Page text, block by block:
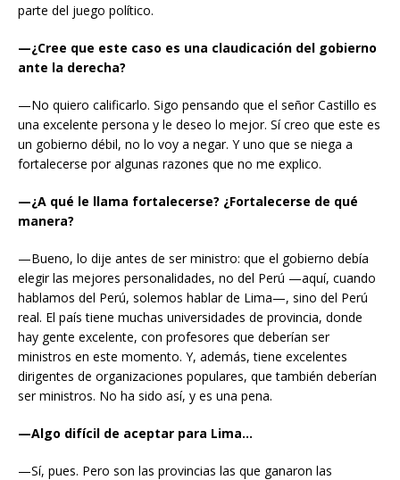
parte del juego político.
—¿Cree que este caso es una claudicación del gobierno
ante la derecha?
—No quiero calificarlo. Sigo pensando que el señor Castillo es
una excelente persona y le deseo lo mejor. Sí creo que este es
un gobierno débil, no lo voy a negar. Y uno que se niega a
fortalecerse por algunas razones que no me explico.
—¿A qué le llama fortalecerse? ¿Fortalecerse de qué
manera?
—Bueno, lo dije antes de ser ministro: que el gobierno debía
elegir las mejores personalidades, no del Perú —aquí, cuando
hablamos del Perú, solemos hablar de Lima—, sino del Perú
real. El país tiene muchas universidades de provincia, donde
hay gente excelente, con profesores que deberían ser
ministros en este momento. Y, además, tiene excelentes
dirigentes de organizaciones populares, que también deberían
ser ministros. No ha sido así, y es una pena.
—Algo difícil de aceptar para Lima…
—Sí, pues. Pero son las provincias las que ganaron las